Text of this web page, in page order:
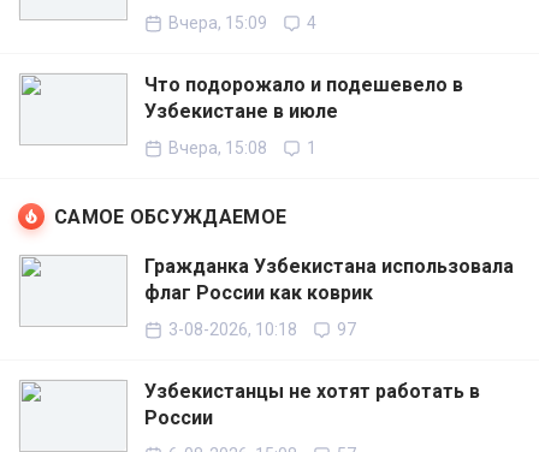
Вчера, 15:09 4
Что подорожало и подешевело в
Узбекистане в июле
Вчера, 15:08 1
САМОЕ ОБСУЖДАЕМОЕ
Гражданка Узбекистана использовала
флаг России как коврик
3-08-2026, 10:18 97
Узбекистанцы не хотят работать в
России